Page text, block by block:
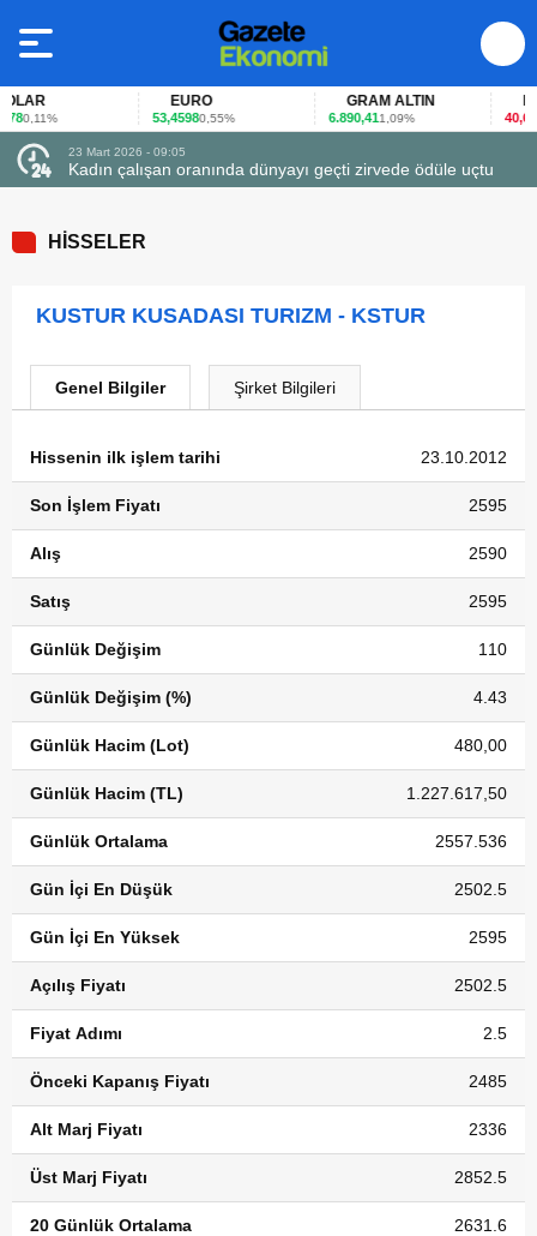
0,11%
EURO
53,45980,55%
GRAM ALTIN
6.890,411,09% 40,65-
23 Mart 2026 - 09:05
Kadın çalışan oranında dünyayı geçti zirvede ödüle uçtu
HİSSELER
KUSTUR KUSADASI TURIZM - KSTUR
Genel Bilgiler Şirket Bilgileri
Hissenin ilk işlem tarihi 23.10.2012
Son İşlem Fiyatı 2595
Alış 2590
Satış 2595
Günlük Değişim 110
Günlük Değişim (%) 4.43
Günlük Hacim (Lot) 480,00
Günlük Hacim (TL) 1.227.617,50
Günlük Ortalama 2557.536
Gün İçi En Düşük 2502.5
Gün İçi En Yüksek 2595
Açılış Fiyatı 2502.5
Fiyat Adımı 2.5
Önceki Kapanış Fiyatı 2485
Alt Marj Fiyatı 2336
Üst Marj Fiyatı 2852.5
20 Günlük Ortalama 2631.6